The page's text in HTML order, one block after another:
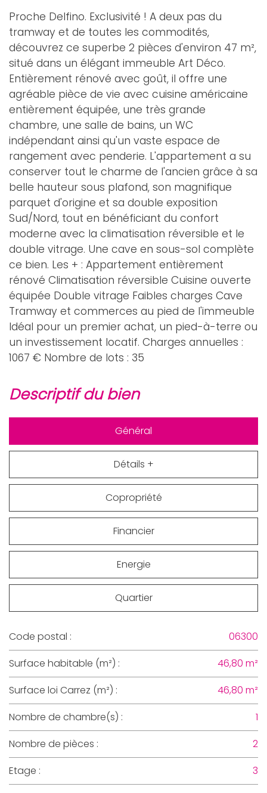
Proche Delfino. Exclusivité ! A deux pas du
tramway et de toutes les commodités,
découvrez ce superbe 2 pièces d'environ 47 m²,
situé dans un élégant immeuble Art Déco.
Entièrement rénové avec goût, il offre une
agréable pièce de vie avec cuisine américaine
entièrement équipée, une très grande
chambre, une salle de bains, un WC
indépendant ainsi qu'un vaste espace de
rangement avec penderie. L'appartement a su
conserver tout le charme de l'ancien grâce à sa
belle hauteur sous plafond, son magnifique
parquet d'origine et sa double exposition
Sud/Nord, tout en bénéficiant du confort
moderne avec la climatisation réversible et le
double vitrage. Une cave en sous-sol complète
ce bien. Les + : Appartement entièrement
rénové Climatisation réversible Cuisine ouverte
équipée Double vitrage Faibles charges Cave
Tramway et commerces au pied de l'immeuble
Idéal pour un premier achat, un pied-à-terre ou
un investissement locatif. Charges annuelles :
1067 € Nombre de lots : 35
descriptif du bien
Général
Détails +
Copropriété
Financier
Energie
Quartier
Code postal :
06300
Surface habitable (m²) :
46,80 m²
Surface loi Carrez (m²) :
46,80 m²
Nombre de chambre(s) :
1
Nombre de pièces :
2
Etage :
3